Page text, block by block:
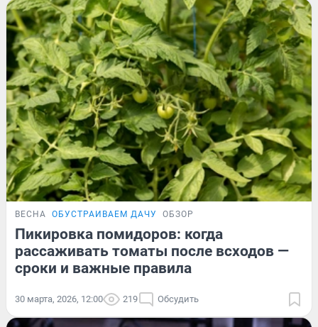
ВЕСНА ОБУСТРАИВАЕМ ДАЧУ ОБЗОР
Пикировка помидоров: когда
рассаживать томаты после всходов —
сроки и важные правила
30 марта, 2026, 12:00 219 Обсудить